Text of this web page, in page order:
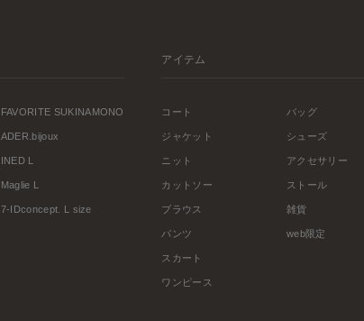
FAVORITE SUKINAMONO
ADER.bijoux
INED L
Maglie L
7-IDconcept. L size
アイテム
コート
ジャケット
ニット
カットソー
ブラウス
パンツ
スカート
ワンピース
バッグ
シューズ
アクセサリー
ストール
雑貨
web限定